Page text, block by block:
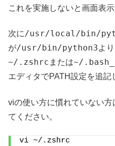
これを実施しないと画面表
次に/usr/local/bin/
が/usr/bin/python3よ
~/.zshrc または~/
エディタでPATH設定を追記
viの使い方に慣れていない方
てください。
vi ~/.zshrc